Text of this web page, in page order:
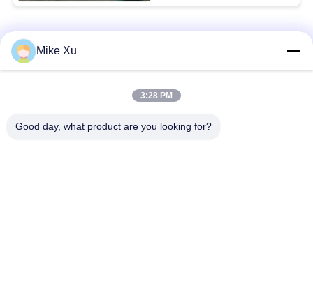
populaire categorieën
Industriële Glasoven
Mike Xu
3:28 PM
Good day, what product are you looking for?